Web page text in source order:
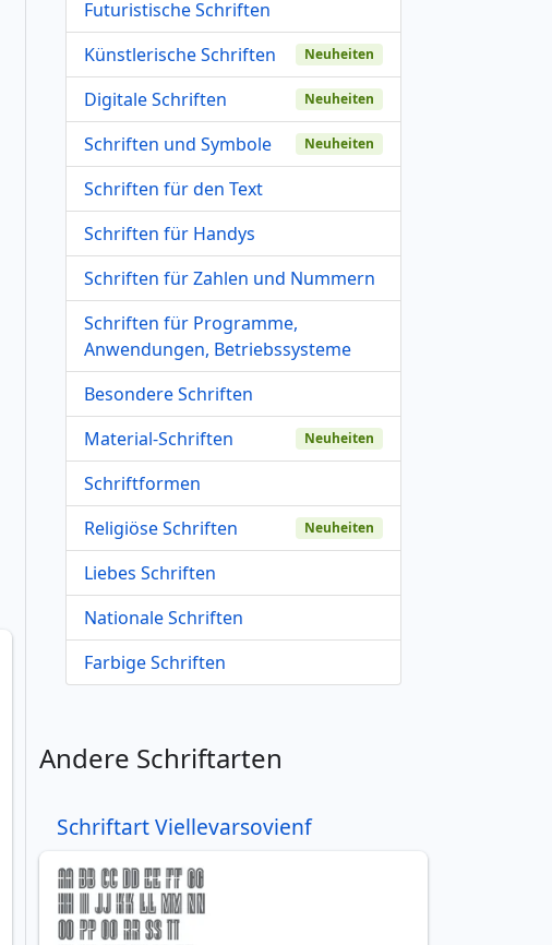
Futuristische Schriften
Künstlerische Schriften
Neuheiten
Digitale Schriften Neuheiten
Schriften und Symbole Neuheiten
Schriften für den Text
Schriften für Handys
Schriften für Zahlen und Nummern
Schriften für Programme,
Anwendungen, Betriebssysteme
Besondere Schriften
Material-Schriften
Neuheiten
Schriftformen
Religiöse Schriften
Neuheiten
Liebes Schriften
Nationale Schriften
Farbige Schriften
Andere Schriftarten
Schriftart Viellevarsovienf